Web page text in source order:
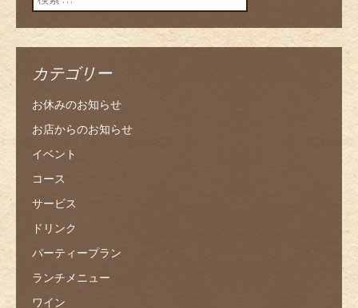
カテゴリー
お休みのお知らせ
お店からのお知らせ
イベント
コース
サービス
ドリンク
パーティープラン
ランチメニュー
ワイン